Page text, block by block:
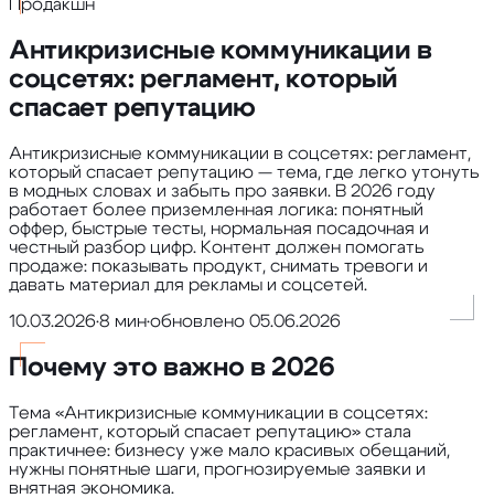
Продакшн
Антикризисные коммуникации в
соцсетях: регламент, который
спасает репутацию
Антикризисные коммуникации в соцсетях: регламент,
который спасает репутацию — тема, где легко утонуть
в модных словах и забыть про заявки. В 2026 году
работает более приземленная логика: понятный
оффер, быстрые тесты, нормальная посадочная и
честный разбор цифр. Контент должен помогать
продаже: показывать продукт, снимать тревоги и
давать материал для рекламы и соцсетей.
10.03.2026•8 мин•обновлено 05.06.2026
Почему это важно в 2026
Тема «Антикризисные коммуникации в соцсетях:
регламент, который спасает репутацию» стала
практичнее: бизнесу уже мало красивых обещаний,
нужны понятные шаги, прогнозируемые заявки и
внятная экономика.